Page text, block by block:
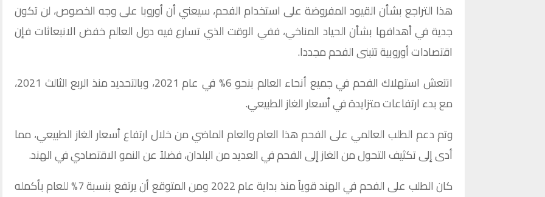
هذا التراجع بشأن القيود المفروضة على استخدام الفحم، سيعني أن أوروبا على وجه الخصوص، لن تكون
جدية في أهدافها بشأن الحياد المناخي، ففي الوقت الذي تسارع فيه دول العالم خفض الانبعاثات فإن
اقتصادات أوروبية تتبنى الفحم مجددا.
انتعش استهلاك الفحم في جميع أنحاء العالم بنحو 6% في عام 2021، وبالتحديد منذ الربع الثالث 2021،
مع بدء ارتفاعات متزايدة في أسعار الغاز الطبيعي.
وتم دعم الطلب العالمي على الفحم هذا العام والعام الماضي من خلال ارتفاع أسعار الغاز الطبيعي، مما
أدى إلى تكثيف التحول من الغاز إلى الفحم في العديد من البلدان، فضلاً عن النمو الاقتصادي في الهند.
كان الطلب على الفحم في الهند قوياً منذ بداية عام 2022 ومن المتوقع أن يرتفع بنسبة 7% للعام بأكمله